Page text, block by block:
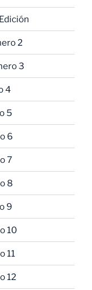
2
3
4
5
6
7
8
9
10
11
12